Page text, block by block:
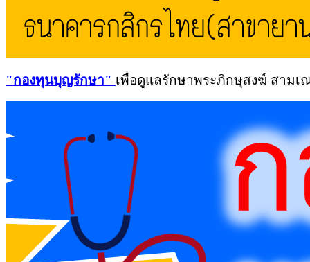
"กองทุนบุญรักษา" เพื่อดูแลรักษาพระภิกษุสงฆ์ สาม